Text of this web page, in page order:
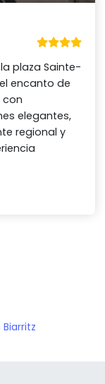
plaza Sainte-
encanto de
con
elegantes,
regional y